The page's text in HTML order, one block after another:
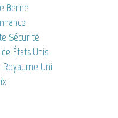
Berne
Sécurité
États Unis
Uni